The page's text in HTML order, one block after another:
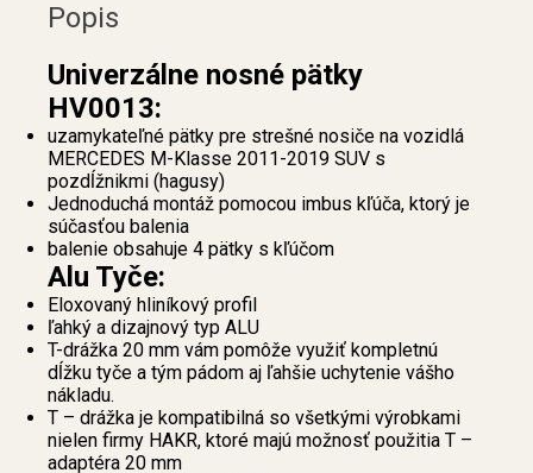
Popis
Univerzálne nosné pätky
HV0013:
uzamykateľné pätky pre strešné nosiče na vozidlá
MERCEDES M-Klasse 2011-2019 SUV s
pozdĺžnikmi (hagusy)
Jednoduchá montáž pomocou imbus kľúča, ktorý je
súčasťou balenia
balenie obsahuje 4 pätky s kľúčom
Alu Tyče:
Eloxovaný hliníkový profil
ľahký a dizajnový typ ALU
T-drážka 20 mm vám pomôže využiť kompletnú
dĺžku tyče a tým pádom aj ľahšie uchytenie vášho
nákladu.
T – drážka je kompatibilná so všetkými výrobkami
nielen firmy HAKR, ktoré majú možnosť použitia T –
adaptéra 20 mm